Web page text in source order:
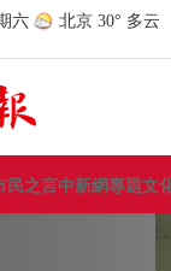
民之言中新網專題文